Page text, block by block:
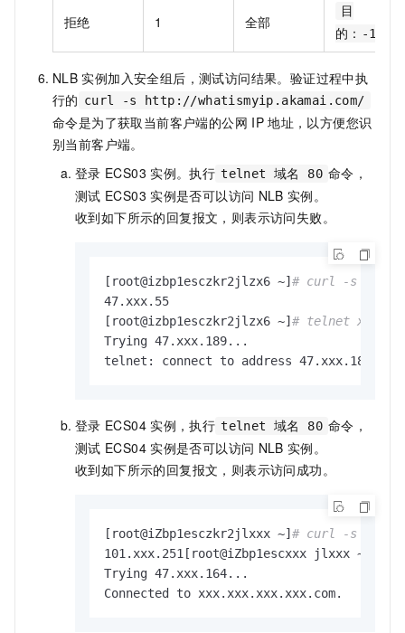
拒绝 1 全部
目
的：-1/-1
NLB 实例加入安全组后，测试访问结果。验证过程中执
行的 curl -s http://whatismyip.akamai.com/
命令是为了获取当前客户端的公网 IP 地址，以方便您识
别当前客户端。
登录 ECS03 实例。执行 telnet 域名 80 命令，
测试 ECS03 实例是否可以访问 NLB 实例。
收到如下所示的回复报文，则表示访问失败。
[root@izbp1esczkr2jlzx6 ~] # curl -s http://
47.xxx.55
[root@izbp1esczkr2jlzx6 ~] # telnet
Trying 47.xxx.189...
telnet: connect to address 47.xxx.189:
登录 ECS04 实例，执行 telnet 域名 80 命令，
测试 ECS04 实例是否可以访问 NLB 实例。
收到如下所示的回复报文，则表示访问成功。
[root@iZbp1esczkr2jlxxx ~] # curl -s http://
101.xxx.251[root@iZbp1escxxx jlxxx ~]
Trying 47.xxx.164...
Connected to xxx.xxx.xxx.xxx.com.